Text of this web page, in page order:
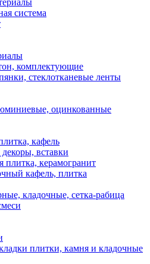
система
комплектующие
стеклотканевые ленты
оцинкованные
кафель
вставки
плитка, керамогранит
кафель, плитка
кладочные, сетка-рабица
плитки, камня и кладочные